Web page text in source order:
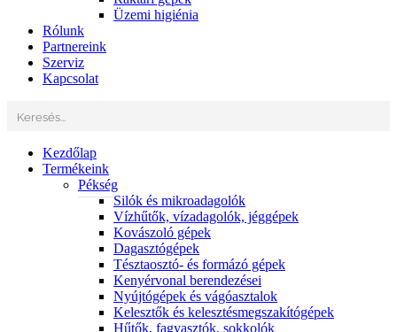
Üzemi higiénia
Rólunk
Partnereink
Szerviz
Kapcsolat
Kezdőlap
Termékeink
Pékség
Silók és mikroadagolók
Vízhűtők, vízadagolók, jéggépek
Kovászoló gépek
Dagasztógépek
Tésztaosztó- és formázó gépek
Kenyérvonal berendezései
Nyújtógépek és vágóasztalok
Kelesztők és kelesztésmegszakítógépek
Hűtők, fagyasztók, sokkolók